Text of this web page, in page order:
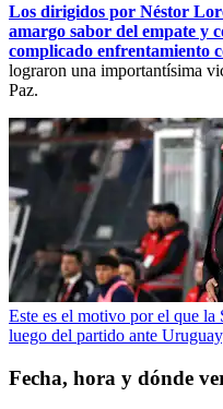
Los dirigidos por Néstor
amargo sabor del empate y
complicado enfrentamiento
lograron una importantísima
Paz.
Este es el motivo por el que
luego del partido ante
Fecha, hora y dónde